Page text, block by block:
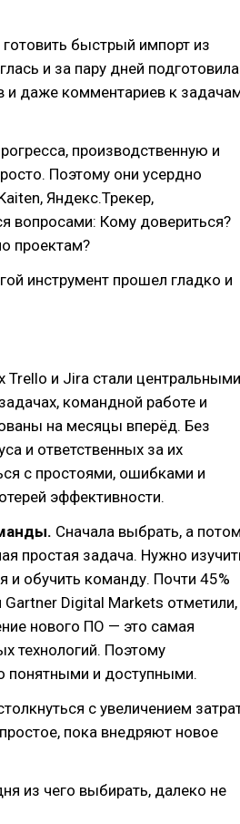
быстрый импорт из
и за пару дней подготовила
и даже комментариев к
производственную и
Поэтому они усердно
Яндекс.Трекер,
вопросами: Кому довериться?
проектам?
инструмент прошел гладко и
Trello и Jira стали центральными
командной работе и
на месяцы вперёд. Без
и ответственных за их
с простоями, ошибками и
эффективности.
Сначала выбрать, а
простая задача. Нужно
и обучить команду. Почти 45%
Digital Markets отметили,
нового ПО — это самая
технологий. Поэтому
понятными и доступными.
с увеличением
пока внедряют новое
из чего выбирать, далеко не